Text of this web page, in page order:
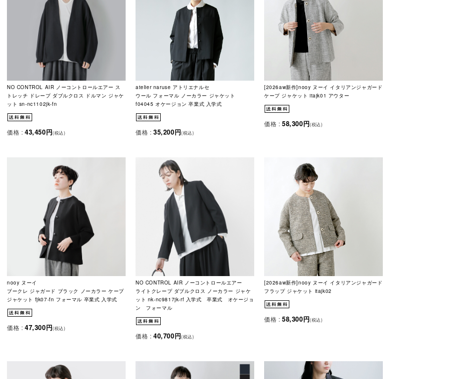
NO CONTROL AIR ノーコントロールエアー ス
トレッチ ドレープ ダブルクロス ドルマン ジャケ
ット sn-nc1102jk-fn
価格 : 43,450円(税込)
atelier naruse アトリエナルセ
ウール フォーマル ノーカラー ジャケット
f04045 オケージョン 卒業式 入学式
価格 : 35,200円(税込)
[2026aw新作]nooy ヌーイ イタリアンジャガード
ケープ ジャケット itajk01 アウター
価格 : 58,300円(税込)
nooy ヌーイ
ブークレ ジャガード ブラック ノーカラー ケープ
ジャケット fjk07-fn フォーマル 卒業式 入学式
価格 : 47,300円(税込)
NO CONTROL AIR ノーコントロールエアー
ライトクレープ ダブルクロス ノーカラー ジャケ
ット nk-nc9817jk-rf 入学式 卒業式 オケージョ
ン フォーマル
価格 : 40,700円(税込)
[2026aw新作]nooy ヌーイ イタリアンジャガード
フラップ ジャケット itajk02
価格 : 58,300円(税込)